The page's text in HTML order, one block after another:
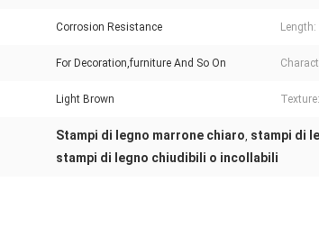
Corrosion Resistance Length:
For Decoration,furniture And So On
Light Brown Texture:
Stampi di legno marrone chiaro stampi di
stampi di legno chiudibili o incollabili